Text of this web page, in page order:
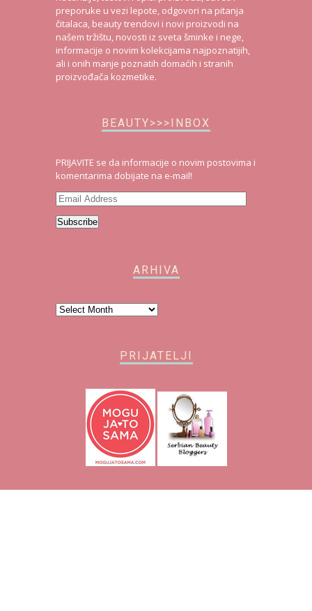
preporuke u vezi lepote, odgovori na pitanja
čitalaca, beauty trendovi i novi proizvodi na
našem tržištu, novosti iz sveta šminke i nege,
informacije o novim kolekcijama najpoznatijih,
ali i onih manje poznatih domaćih i stranih
proizvođača kozmetike.
BEAUTY>>>INBOX
PRIJAVITE se da informacije o novim postovima i
komentarima dobijate na e-mail!
Email
Address
Subscribe
ARHIVA
Arhiva
PRIJATELJI